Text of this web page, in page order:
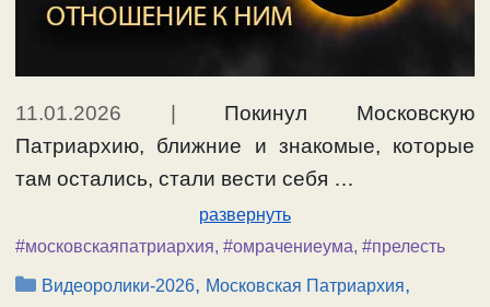
11.01.2026 | Покинул Московскую
Патриархию, ближние и знакомые, которые
там остались, стали вести себя …
развернуть
#московскаяпатриархия, #омрачениеума, #прелесть
Рубрики
Видеоролики-2026, Московская Патриархия,